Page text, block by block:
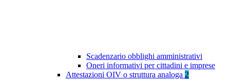
Scadenzario obblighi amministrativi
Oneri informativi per cittadini e imprese
Attestazioni OIV o struttura analoga 2